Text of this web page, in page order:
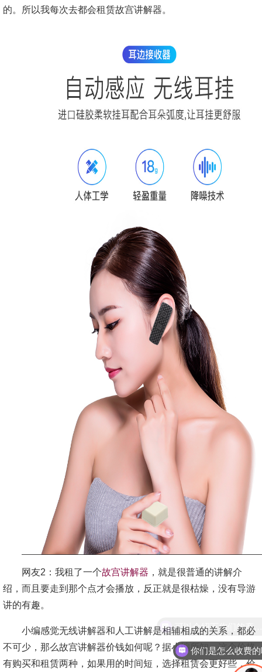
的。所以我每次去都会租赁故宫讲解器。
网友2：我租了一个故宫讲解器 ，就是很普通的讲解介
绍，而且要走到那个点才会播放，反正就是很枯燥，没有导游
讲的有趣。
小编感觉无线讲解器和人工讲解是相辅相成的关系，都必
不可少，那么故宫讲解器价钱如何呢？据小编所知，这个价格
有购买和租赁两种，如果用的时间短，选择租赁会更好些，价
你们是怎么收费